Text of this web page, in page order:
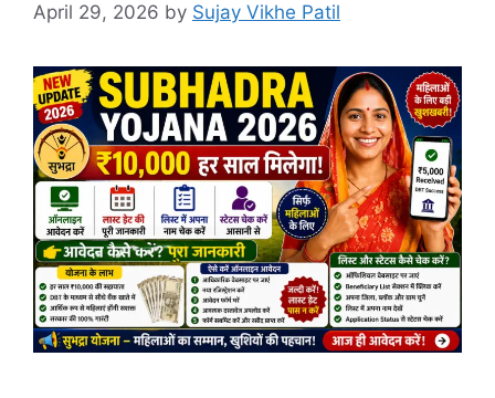
April 29, 2026 by Sujay Vikhe Patil